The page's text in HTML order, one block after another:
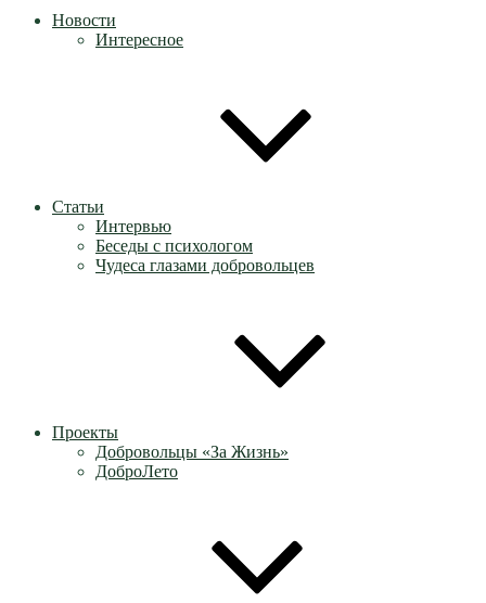
Новости
Интересное
Статьи
Интервью
Беседы с психологом
Чудеса глазами добровольцев
Проекты
Добровольцы «За Жизнь»
ДоброЛето